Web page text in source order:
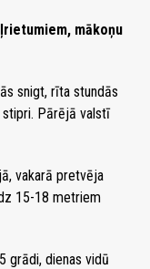
mākoņu
snigt, rīta stundās
stipri. Pārējā valstī
vakarā pretvēja
15-18 metriem
grādi, dienas vidū